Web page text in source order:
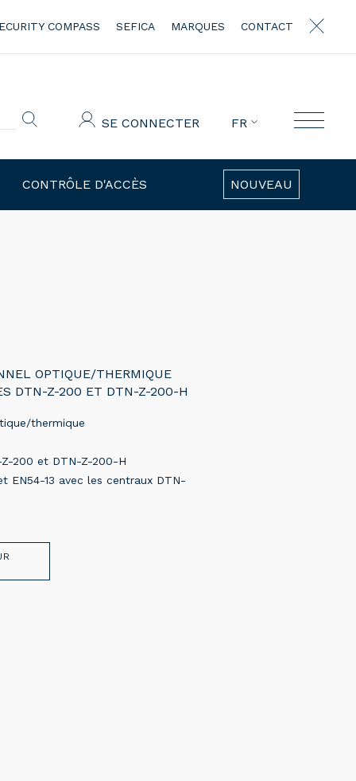
COMPASS SEFICA MARQUES CONTACT
SE CONNECTER FR
CONTRÔLE D'ACCÈS NOUVEAU
OPTIQUE/THERMIQUE
DTN-Z-200 ET DTN-Z-200-H
thermique
200 et DTN-Z-200-H
EN54-13 avec les centraux DTN-